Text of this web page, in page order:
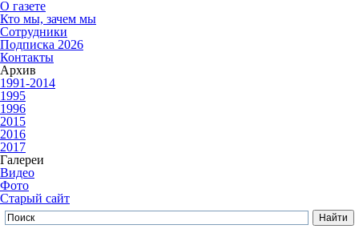
О газете
Кто мы, зачем мы
Сотрудники
Подписка 2026
Контакты
Архив
1991-2014
1995
1996
2015
2016
2017
Галереи
Видео
Фото
Старый сайт